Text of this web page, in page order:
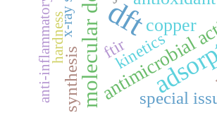
dftcopper
synthesis special
kinetics
ftir
hardness